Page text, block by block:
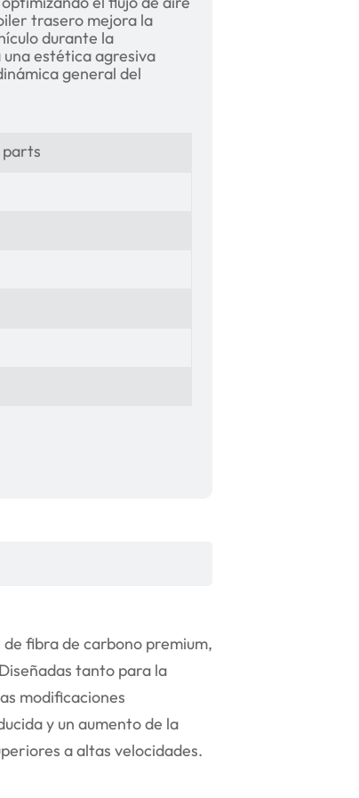
trasero mejora la
durante la
una estética agresiva
general del
parts
de fibra de carbono premium,
tanto para la
modificaciones
y un aumento de la
a altas velocidades.